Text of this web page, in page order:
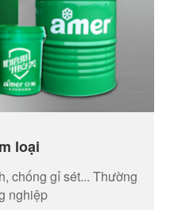
loại
chống gỉ sét... Thường
nghiệp